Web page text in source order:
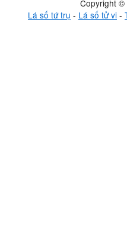
Copyright
Lá số tứ trụ - Lá số tử vi-